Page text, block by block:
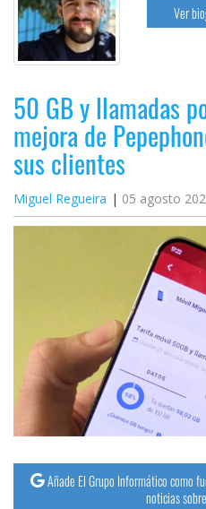
Ver
50 GB y llamadas
mejora de
sus clientes
Miguel Regueira 05 agosto
Añade El Grupo Informático como
noticias